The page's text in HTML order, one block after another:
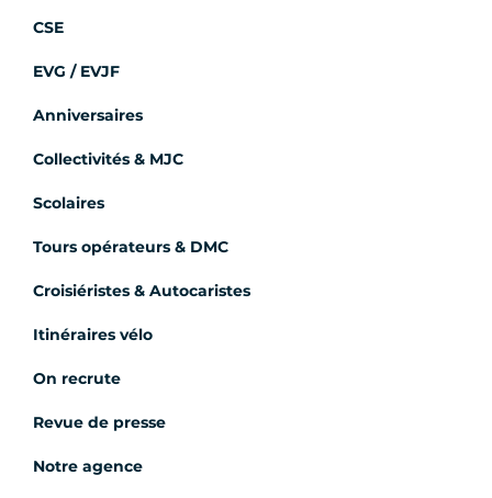
CSE
EVG / EVJF
Anniversaires
Collectivités & MJC
Scolaires
Tours opérateurs & DMC
Croisiéristes & Autocaristes
Itinéraires vélo
On recrute
Revue de presse
Notre agence